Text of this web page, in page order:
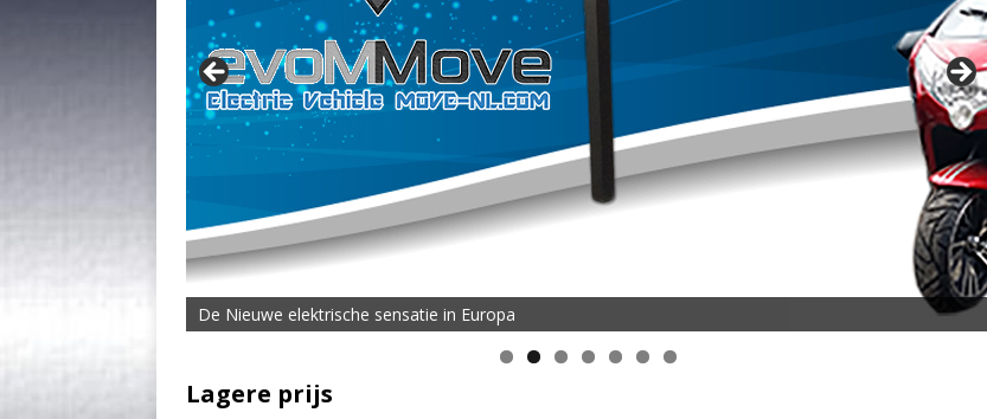
De Nieuwe elektrische sensatie in Europa
Lagere prijs